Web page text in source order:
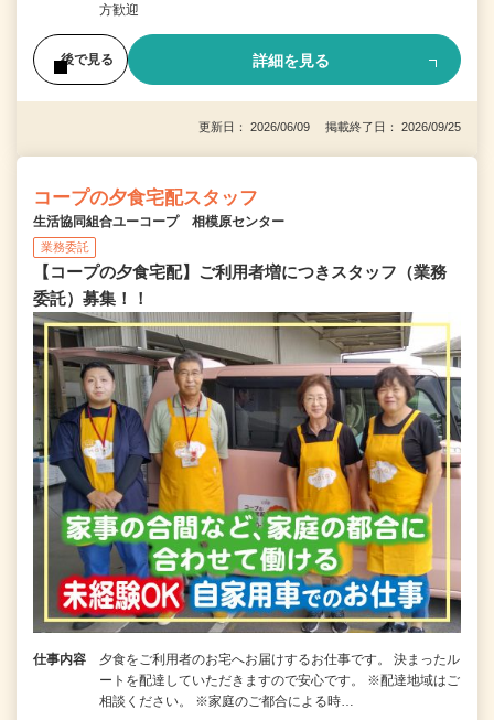
方歓迎
後で見る 詳細を見る
更新日： 2026/06/09 掲載終了日： 2026/09/25
コープの夕食宅配スタッフ
生活協同組合ユーコープ 相模原センター
業務委託
【コープの夕食宅配】ご利用者増につきスタッフ（業務
委託）募集！！
仕事内容
夕食をご利用者のお宅へお届けするお仕事です。 決まったル
ートを配達していただきますので安心です。 ※配達地域はご
相談ください。 ※家庭のご都合による時…